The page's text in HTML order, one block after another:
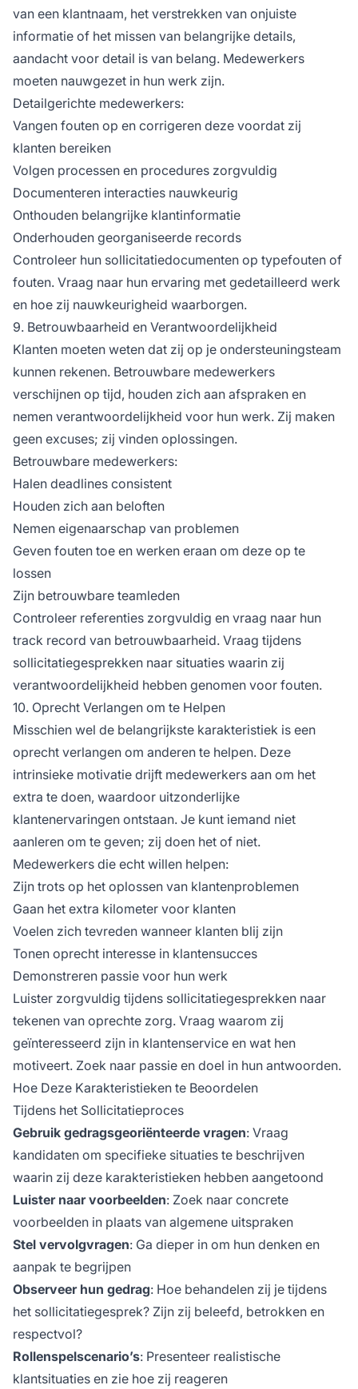
van een klantnaam, het verstrekken van onjuiste
informatie of het missen van belangrijke details,
aandacht voor detail is van belang. Medewerkers
moeten nauwgezet in hun werk zijn.
Detailgerichte medewerkers:
Vangen fouten op en corrigeren deze voordat zij
klanten bereiken
Volgen processen en procedures zorgvuldig
Documenteren interacties nauwkeurig
Onthouden belangrijke klantinformatie
Onderhouden georganiseerde records
Controleer hun sollicitatiedocumenten op typefouten of
fouten. Vraag naar hun ervaring met gedetailleerd werk
en hoe zij nauwkeurigheid waarborgen.
9. Betrouwbaarheid en Verantwoordelijkheid
Klanten moeten weten dat zij op je ondersteuningsteam
kunnen rekenen. Betrouwbare medewerkers
verschijnen op tijd, houden zich aan afspraken en
nemen verantwoordelijkheid voor hun werk. Zij maken
geen excuses; zij vinden oplossingen.
Betrouwbare medewerkers:
Halen deadlines consistent
Houden zich aan beloften
Nemen eigenaarschap van problemen
Geven fouten toe en werken eraan om deze op te
lossen
Zijn betrouwbare teamleden
Controleer referenties zorgvuldig en vraag naar hun
track record van betrouwbaarheid. Vraag tijdens
sollicitatiegesprekken naar situaties waarin zij
verantwoordelijkheid hebben genomen voor fouten.
10. Oprecht Verlangen om te Helpen
Misschien wel de belangrijkste karakteristiek is een
oprecht verlangen om anderen te helpen. Deze
intrinsieke motivatie drijft medewerkers aan om het
extra te doen, waardoor uitzonderlijke
klantenervaringen ontstaan. Je kunt iemand niet
aanleren om te geven; zij doen het of niet.
Medewerkers die echt willen helpen:
Zijn trots op het oplossen van klantenproblemen
Gaan het extra kilometer voor klanten
Voelen zich tevreden wanneer klanten blij zijn
Tonen oprecht interesse in klantensucces
Demonstreren passie voor hun werk
Luister zorgvuldig tijdens sollicitatiegesprekken naar
tekenen van oprechte zorg. Vraag waarom zij
geïnteresseerd zijn in klantenservice en wat hen
motiveert. Zoek naar passie en doel in hun antwoorden.
Hoe Deze Karakteristieken te Beoordelen
Tijdens het Sollicitatieproces
Gebruik gedragsgeoriënteerde vragen: Vraag
kandidaten om specifieke situaties te beschrijven
waarin zij deze karakteristieken hebben aangetoond
Luister naar voorbeelden: Zoek naar concrete
voorbeelden in plaats van algemene uitspraken
Stel vervolgvragen: Ga dieper in om hun denken en
aanpak te begrijpen
Observeer hun gedrag: Hoe behandelen zij je tijdens
het sollicitatiegesprek? Zijn zij beleefd, betrokken en
respectvol?
Rollenspelscenario’s: Presenteer realistische
klantsituaties en zie hoe zij reageren